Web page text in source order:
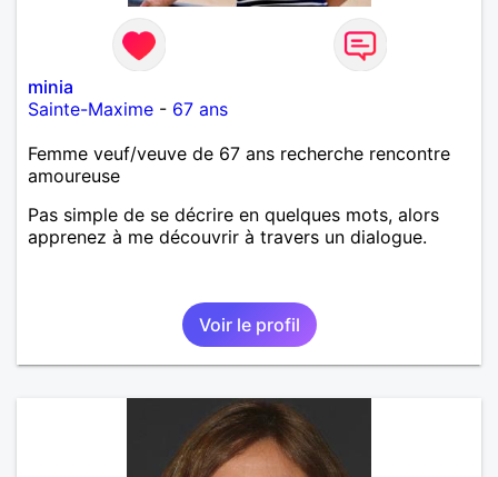
minia
Sainte-Maxime - 67 ans
Femme veuf/veuve de 67 ans recherche rencontre
amoureuse
Pas simple de se décrire en quelques mots, alors
apprenez à me découvrir à travers un dialogue.
Voir le profil